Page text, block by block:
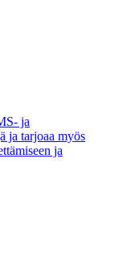
ja
ja tarjoaa myös
ja